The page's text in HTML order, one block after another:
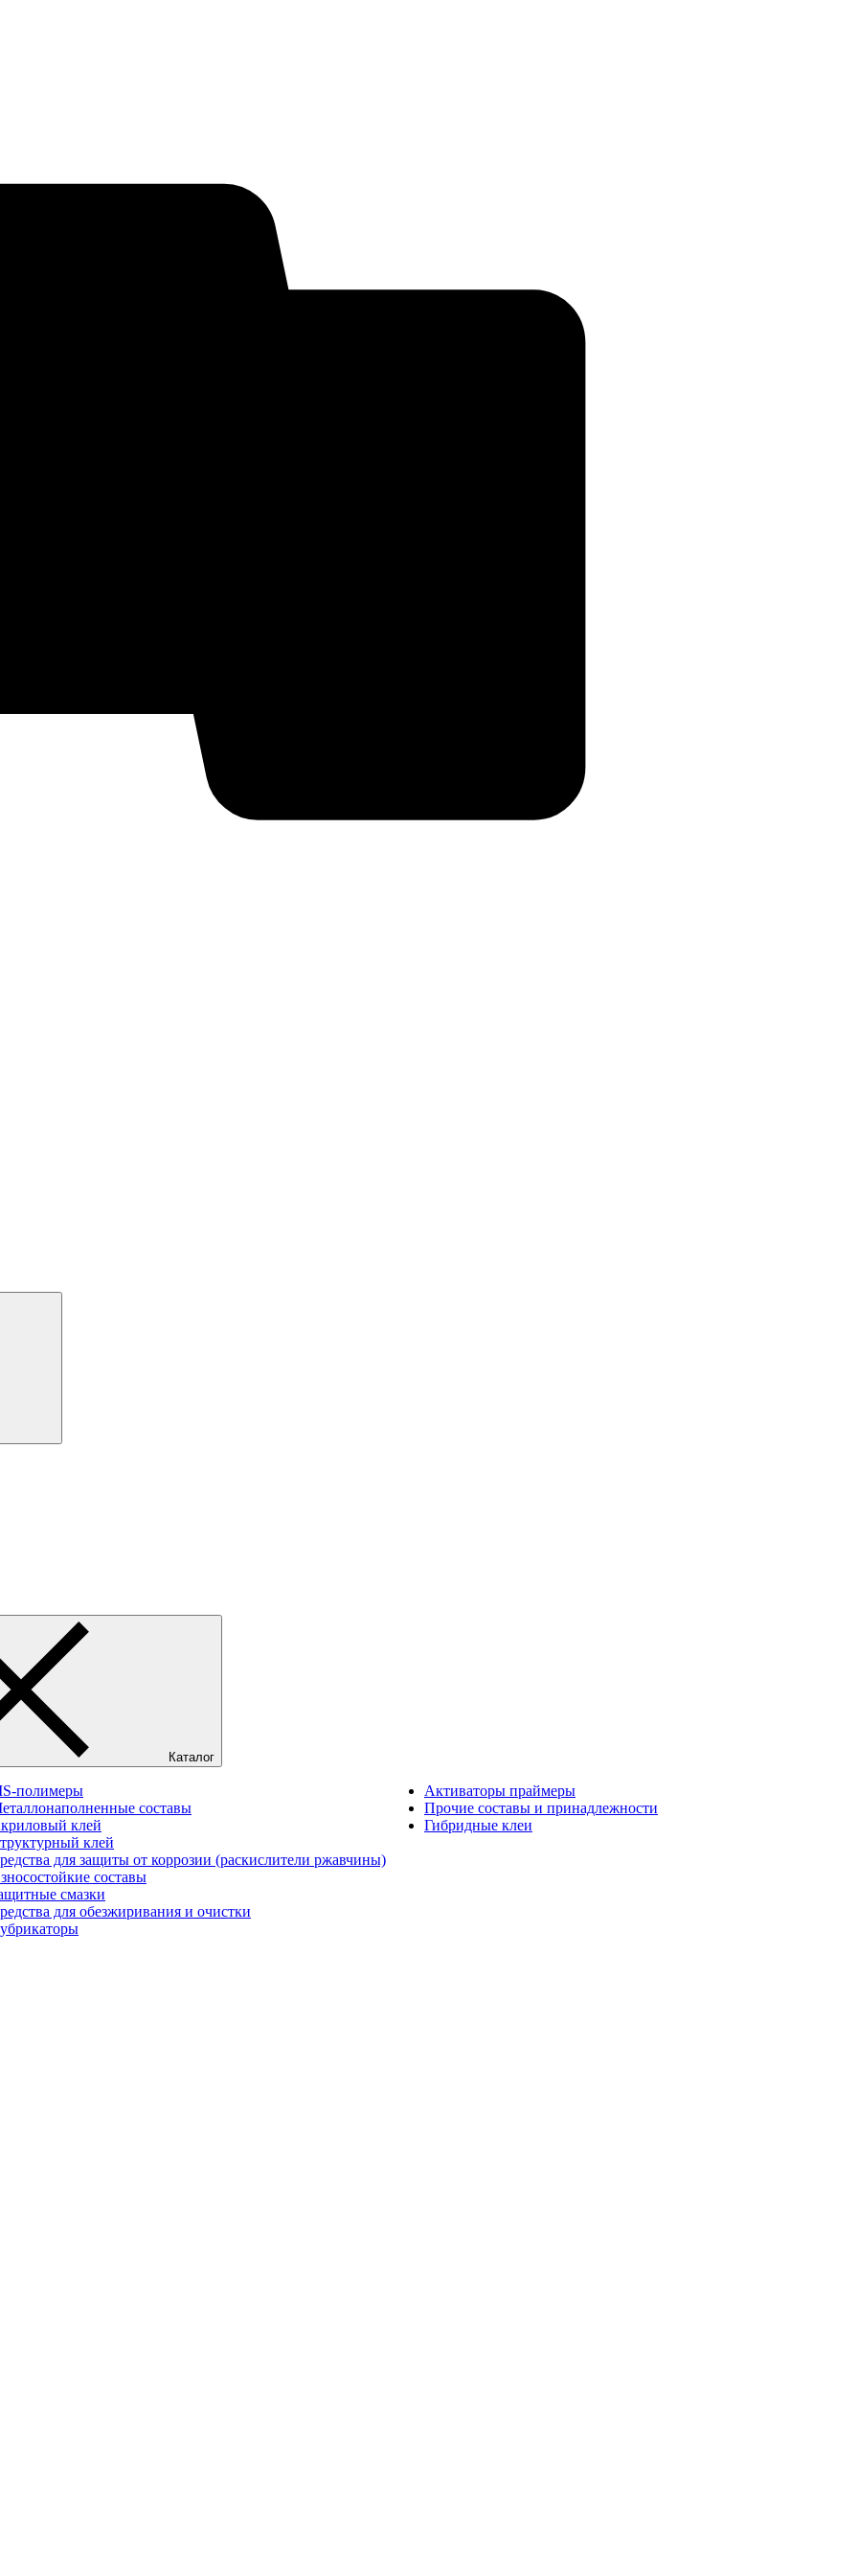
Каталог
полимеры
составы
клей
клей
для защиты от коррозии (раскислители ржавчины)
составы
смазки
для обезжиривания и очистки
Активаторы праймеры
Прочие составы и принадлежности
Гибридные клеи